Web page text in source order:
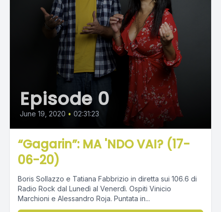
Episode 0
June 19, 2020 • 02:31:23
“Gagarin”: MA 'NDO VAI? (17-
06-20)
Boris Sollazzo e Tatiana Fabbrizio in diretta sui 106.6 di
Radio Rock dal Lunedì al Venerdì. Ospiti Vinicio
Marchioni e Alessandro Roja. Puntata in...